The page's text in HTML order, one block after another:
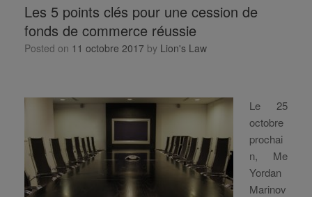
Les 5 points clés pour une cession de
fonds de commerce réussie
Posted on 11 octobre 2017 by Lion's Law
Le 25
octobre
prochai
n, Me
Yordan
Marinov